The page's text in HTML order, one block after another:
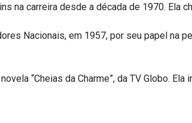
na carreira desde a década de 1970. Ela
Nacionais, em 1957, por seu papel na
“Cheias da Charme”, da TV Globo.